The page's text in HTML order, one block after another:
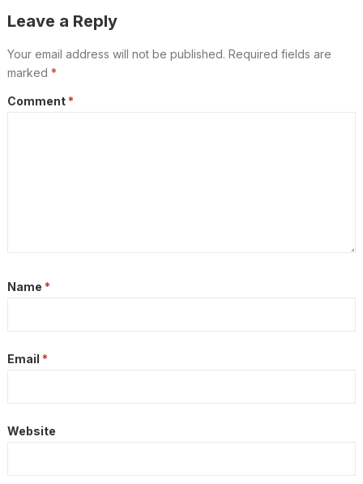
Leave a Reply
Your email address will not be published. Required fields are
marked *
Comment *
Name *
Email *
Website